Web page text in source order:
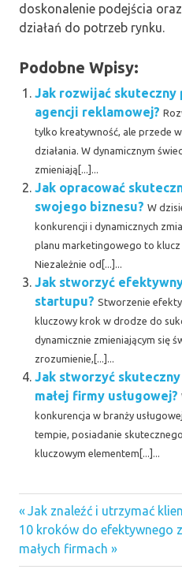
doskonalenie podejścia
działań do potrzeb rynku.
Podobne Wpisy:
Jak rozwijać skuteczny
agencji reklamowej?
tylko kreatywność, ale przede
działania. W dynamicznym
zmieniają[...]...
Jak opracować
swojego biznesu? W
konkurencji i dynamicznych
planu marketingowego to klucz
Niezależnie od[...]...
Jak stworzyć
startupu? Stworzenie
kluczowy krok w drodze do
dynamicznie zmieniającym się
zrozumienie,[...]...
Jak stworzyć
małej firmy usługowej?
konkurencja w branży
tempie, posiadanie
kluczowym elementem[...]...
Nawigacja
wpisu
Previous
Post:
Jak znaleźć i utrzymać
Next
Post:
10 kroków do efektywnego
małych firmach